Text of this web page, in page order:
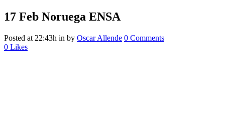
17 Feb Noruega ENSA
Posted at 22:43h in by Oscar Allende 0 Comments
0 Likes